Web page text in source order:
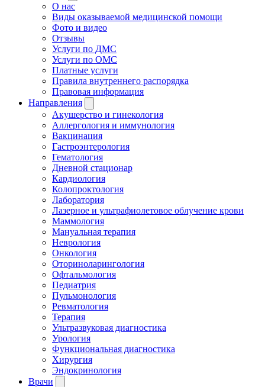
О нас
Виды оказываемой медицинской помощи
Фото и видео
Отзывы
Услуги по ДМС
Услуги по ОМС
Платные услуги
Правила внутреннего распорядка
Правовая информация
Направления
Акушерство и гинекология
Аллергология и иммунология
Вакцинация
Гастроэнтерология
Гематология
Дневной стационар
Кардиология
Колопроктология
Лаборатория
Лазерное и ультрафиолетовое облучение крови
Маммология
Мануальная терапия
Неврология
Онкология
Оториноларингология
Офтальмология
Педиатрия
Пульмонология
Ревматология
Терапия
Ультразвуковая диагностика
Урология
Функциональная диагностика
Хирургия
Эндокринология
Врачи